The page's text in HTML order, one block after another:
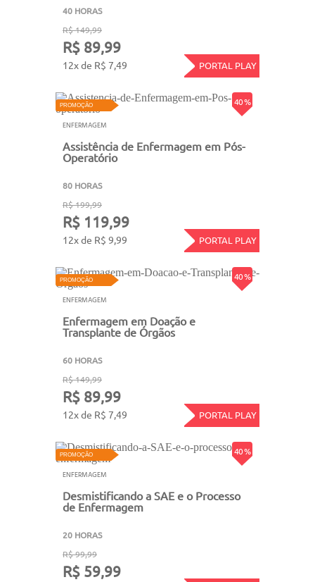
40 HORAS
R$ 149,99
R$ 89,99
12x de R$ 7,49 PORTAL PLAY
40 %
PROMOÇÃO
ENFERMAGEM
Assistência de Enfermagem em Pós-
Operatório
80 HORAS
R$ 199,99
R$ 119,99
12x de R$ 9,99 PORTAL PLAY
40 %
PROMOÇÃO
ENFERMAGEM
Enfermagem em Doação e
Transplante de Órgãos
60 HORAS
R$ 149,99
R$ 89,99
12x de R$ 7,49 PORTAL PLAY
40 %
PROMOÇÃO
ENFERMAGEM
Desmistificando a SAE e o Processo
de Enfermagem
20 HORAS
R$ 99,99
R$ 59,99